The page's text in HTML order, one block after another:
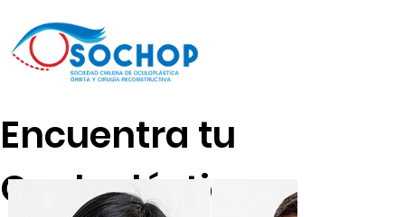
Encuentra tu
Oculoplástico